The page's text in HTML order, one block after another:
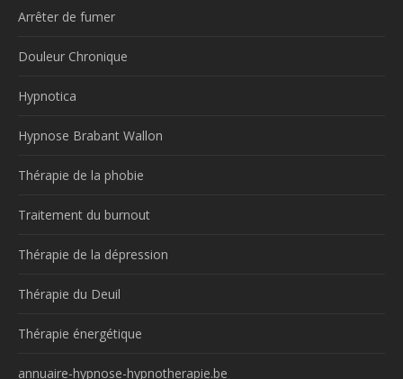
Arrêter de fumer
Douleur Chronique
Hypnotica
Hypnose Brabant Wallon
Thérapie de la phobie
Traitement du burnout
Thérapie de la dépression
Thérapie du Deuil
Thérapie énergétique
annuaire-hypnose-hypnotherapie.be